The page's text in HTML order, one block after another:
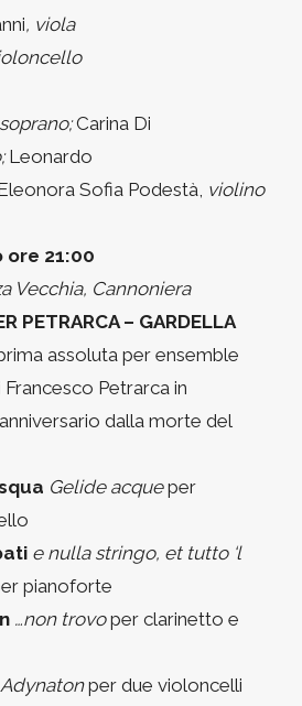
, viola
soprano;Carina Di
Leonardo
Sofia Podestà, violino
ore 21:00
Vecchia, Cannoniera
PETRARCA – GARDELLA
assoluta per ensemble
Petrarca in
dalla morte del
Gelide acqueper
e nulla stringo, et tutto ‘l
pianoforte
…non trovoper clarinetto e
Adynatonper due violoncelli